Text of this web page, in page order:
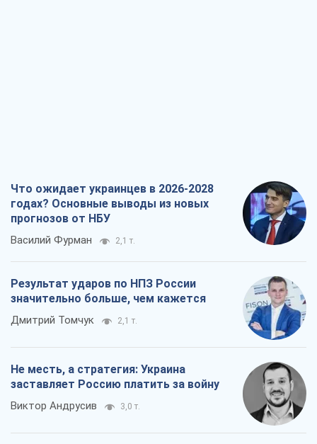
Что ожидает украинцев в 2026-2028
годах? Основные выводы из новых
прогнозов от НБУ
Василий Фурман 2,1 т.
Результат ударов по НПЗ России
значительно больше, чем кажется
Дмитрий Томчук 2,1 т.
Не месть, а стратегия: Украина
заставляет Россию платить за войну
Виктор Андрусив 3,0 т.